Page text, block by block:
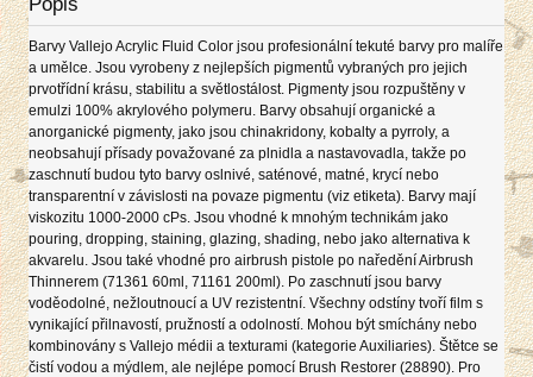
Barvy Vallejo Acrylic Fluid Color jsou profesionální tekuté barvy pro malíře
a umělce. Jsou vyrobeny z nejlepších pigmentů vybraných pro jejich
prvotřídní krásu, stabilitu a světlostálost. Pigmenty jsou rozpuštěny v
emulzi 100% akrylového polymeru. Barvy obsahují organické a
anorganické pigmenty, jako jsou chinakridony, kobalty a pyrroly, a
neobsahují přísady považované za plnidla a nastavovadla, takže po
zaschnutí budou tyto barvy oslnivé, saténové, matné, krycí nebo
transparentní v závislosti na povaze pigmentu (viz etiketa). Barvy mají
viskozitu 1000-2000 cPs. Jsou vhodné k mnohým technikám jako
pouring, dropping, staining, glazing, shading, nebo jako alternativa k
akvarelu. Jsou také vhodné pro airbrush pistole po naředění Airbrush
Thinnerem (71361 60ml, 71161 200ml). Po zaschnutí jsou barvy
voděodolné, nežloutnoucí a UV rezistentní. Všechny odstíny tvoří film s
vynikající přilnavostí, pružností a odolností. Mohou být smíchány nebo
kombinovány s Vallejo médii a texturami (kategorie Auxiliaries). Štětce se
čistí vodou a mýdlem, ale nejlépe pomocí Brush Restorer (28890). Pro